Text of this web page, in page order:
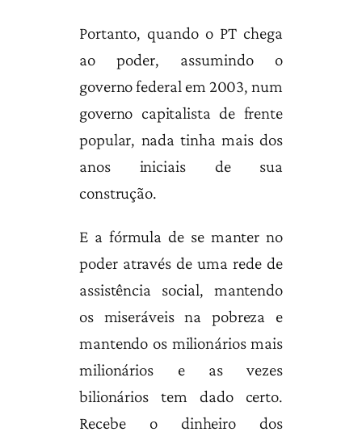
Portanto, quando o PT chega
ao poder, assumindo o
governo federal em 2003, num
governo capitalista de frente
popular, nada tinha mais dos
anos iniciais de sua
construção.
E a fórmula de se manter no
poder através de uma rede de
assistência social, mantendo
os miseráveis na pobreza e
mantendo os milionários mais
milionários e as vezes
bilionários tem dado certo.
Recebe o dinheiro dos